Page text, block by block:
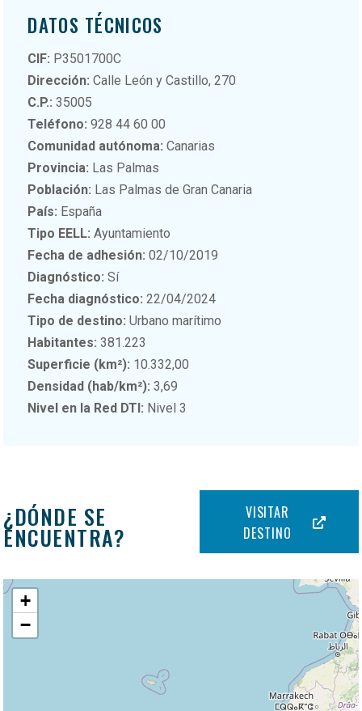
DATOS TÉCNICOS
CIF: P3501700C
Dirección: Calle León y Castillo, 270
C.P.: 35005
Teléfono: 928 44 60 00
Comunidad autónoma: Canarias
Provincia: Las Palmas
Población: Las Palmas de Gran Canaria
País: España
Tipo EELL: Ayuntamiento
Fecha de adhesión: 02/10/2019
Diagnóstico: Sí
Fecha diagnóstico: 22/04/2024
Tipo de destino: Urbano marítimo
Habitantes: 381.223
Superficie (km²): 10.332,00
Densidad (hab/km²): 3,69
Nivel en la Red DTI: Nivel 3
¿DÓNDE SE
ENCUENTRA?
VISITAR
DESTINO
+
−